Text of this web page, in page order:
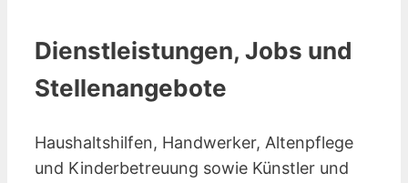
Dienstleistungen, Jobs und
Stellenangebote
Haushaltshilfen, Handwerker, Altenpflege
und Kinderbetreuung sowie Künstler und